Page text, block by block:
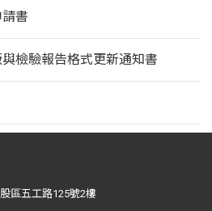
書
檢驗報告格式更新通知書
區五工路125號2樓